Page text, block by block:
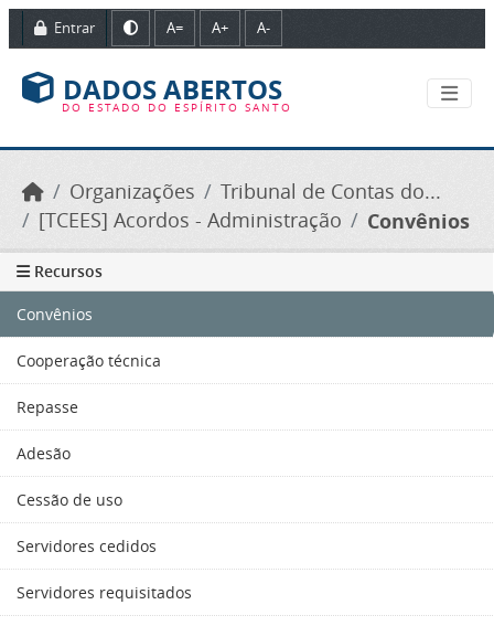
Ir para o conteúdo principal
Entrar A= A+ A-
DADOS ABERTOS
DO ESTADO DO ESPÍRITO SANTO
Organizações
Tribunal de Contas do...
[TCEES] Acordos - Administração
Convênios
Recursos
Convênios
Cooperação técnica
Repasse
Adesão
Cessão de uso
Servidores cedidos
Servidores requisitados